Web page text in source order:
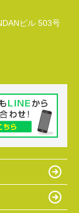
ビル 503号